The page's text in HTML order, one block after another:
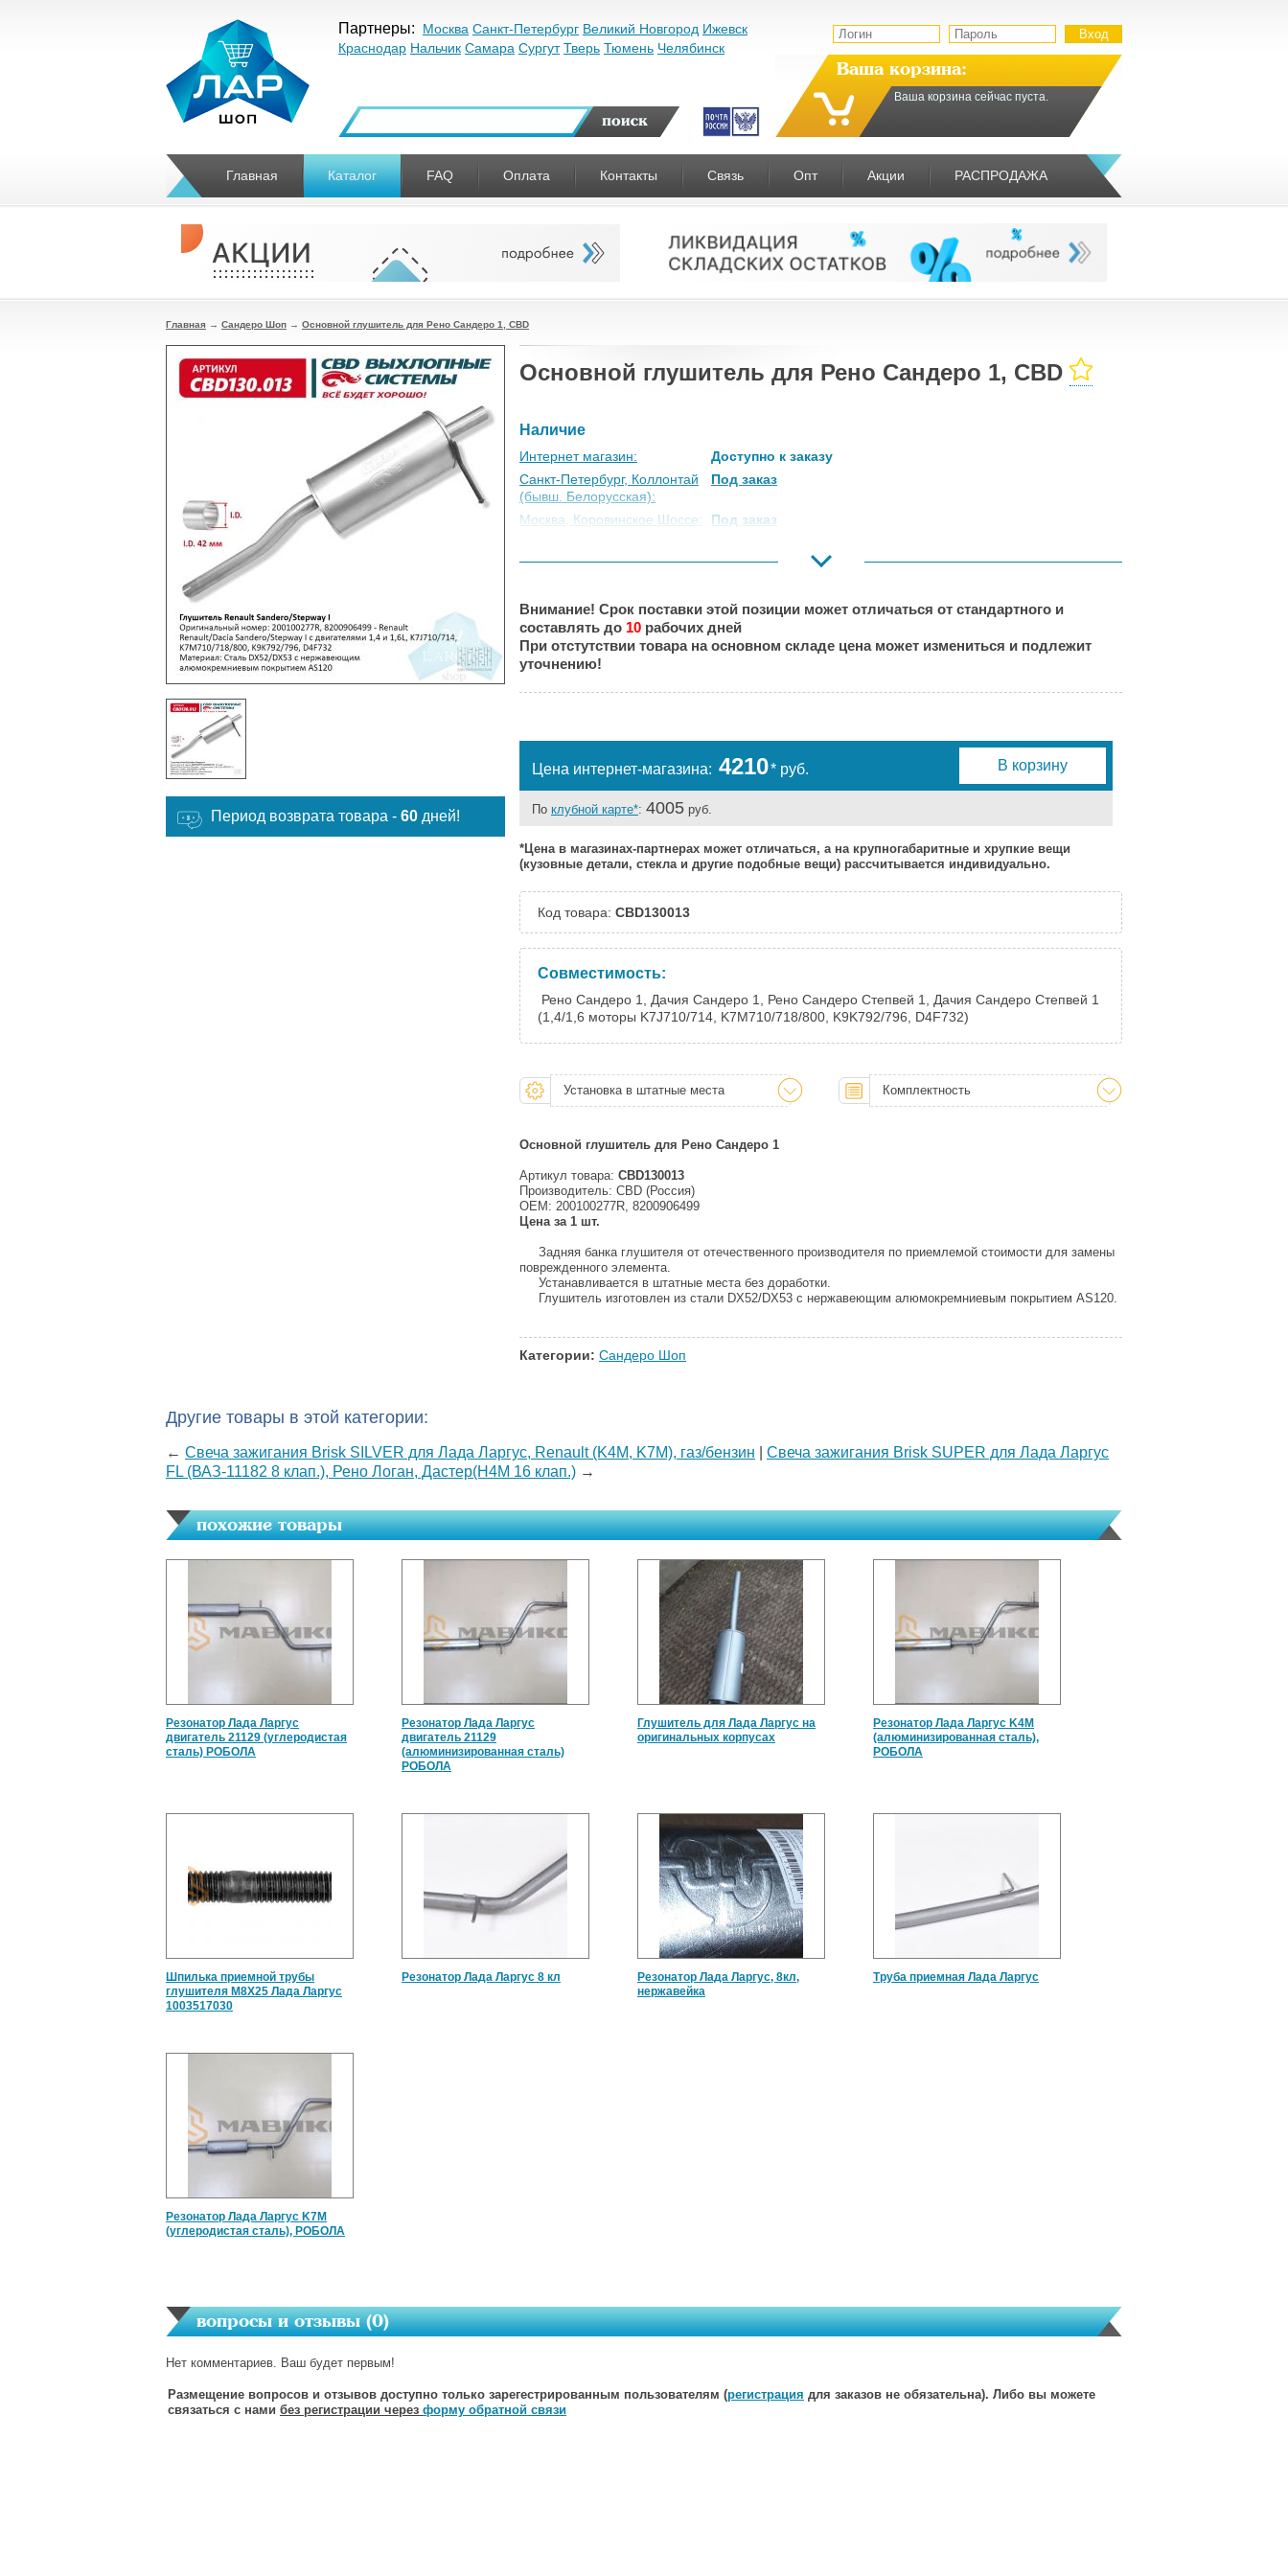
Партнеры: Москва Санкт-Петербург Великий Новгород Ижевск
Краснодар Нальчик Самара Сургут Тверь Тюмень Челябинск
Ваша корзина:
Ваша корзина сейчас пуста.
Главная Каталог FAQ Оплата Контакты Связь Опт Акции РАСПРОДАЖА
Главная → Сандеро Шоп → Основной глушитель для Рено Сандеро 1, CBD
Период возврата товара - 60 дней!
Основной глушитель для Рено Сандеро 1, CBD
Наличие
Интернет магазин:
Доступно к заказу
Санкт-Петербург, Коллонтай
(бывш. Белорусская):
Под заказ
Москва, Коровинское Шоссе:
Под заказ
Великий Новгород:
Под заказ
Нальчик:
Под заказ
Самара:
Под заказ
Тверь:
Внимание! Срок поставки этой позиции может отличаться от стандартного и
составлять до 10 рабочих дней
При отстутствии товара на основном складе цена может измениться и подлежит
уточнению!
Цена интернет-магазина: 4210* руб. В корзину
По клубной карте*: 4005 руб.
*Цена в магазинах-партнерах может отличаться, а на крупногабаритные и хрупкие вещи
(кузовные детали, стекла и другие подобные вещи) рассчитывается индивидуально.
Код товара: CBD130013
Совместимость:
Рено Сандеро 1, Дачия Сандеро 1, Рено Сандеро Степвей 1, Дачия Сандеро Степвей 1
(1,4/1,6 моторы K7J710/714, K7M710/718/800, K9K792/796, D4F732)
Установка в штатные места Комплектность
Основной глушитель для Рено Сандеро 1
Артикул товара: CBD130013
Производитель: CBD (Россия)
ОЕМ: 200100277R, 8200906499
Цена за 1 шт.
Задняя банка глушителя от отечественного производителя по приемлемой стоимости для замены
поврежденного элемента.
Устанавливается в штатные места без доработки.
Глушитель изготовлен из стали DX52/DX53 с нержавеющим алюмокремниевым покрытием AS120.
Категории: Сандеро Шоп
Другие товары в этой категории:
← Свеча зажигания Brisk SILVER для Лада Ларгус, Renault (K4M, K7M), газ/бензин
Свеча зажигания Brisk SUPER для Лада Ларгус
FL (ВАЗ-11182 8 клап.), Рено Логан, Дастер(H4M 16 клап.) →
похожие товары
Резонатор Лада Ларгус
двигатель 21129 (углеродистая
сталь) РОБОЛА
Резонатор Лада Ларгус
двигатель 21129
(алюминизированная сталь)
РОБОЛА
Глушитель для Лада Ларгус на
оригинальных корпусах
Резонатор Лада Ларгус K4M
(алюминизированная сталь),
РОБОЛА
Шпилька приемной трубы
глушителя М8Х25 Лада Ларгус
1003517030
Резонатор Лада Ларгус 8 кл
Резонатор Лада Ларгус, 8кл,
нержавейка
Труба приемная Лада Ларгус
Резонатор Лада Ларгус K7M
(углеродистая сталь), РОБОЛА
вопросы и отзывы (0)
Нет комментариев. Ваш будет первым!
Размещение вопросов и отзывов доступно только зарегестрированным пользователям (регистрация для заказов не обязательна). Либо вы можете
связаться с нами без регистрации через форму обратной связи